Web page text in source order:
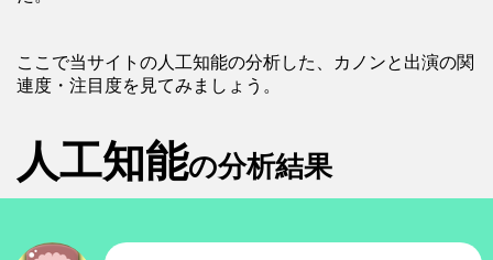
ここで当サイトの人工知能の分析した、カノンと出演の関
連度・注目度を見てみましょう。
人工知能の分析結果